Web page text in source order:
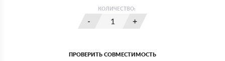
КОЛИЧЕСТВО:
ПРОВЕРИТЬ СОВМЕСТИМОСТЬ